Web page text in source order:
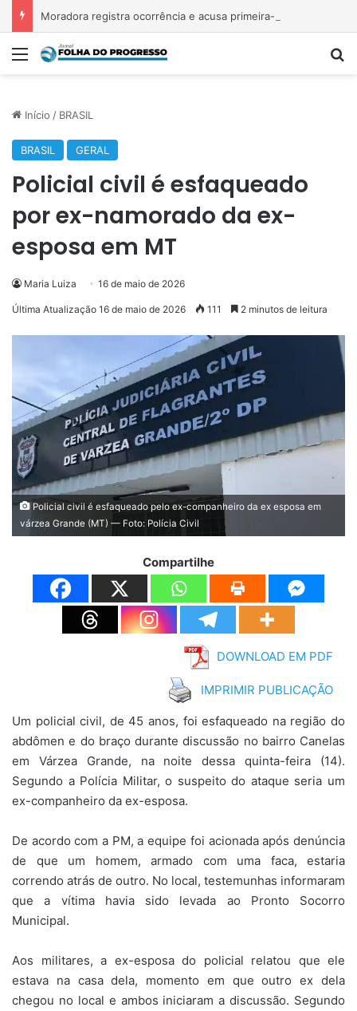
Menu
Início / BRASIL
BRASIL GERAL
Policial civil é esfaqueado
por ex-namorado da ex-
esposa em MT
Maria Luiza 16 de maio de 2026
Última Atualização 16 de maio de 2026 111 2 minutos de leitura
Policial civil é esfaqueado pelo ex-companheiro da ex esposa em
várzea Grande (MT) — Foto: Polícia Civil
Compartilhe
DOWNLOAD EM PDF
IMPRIMIR PUBLICAÇÃO
Um policial civil, de 45 anos, foi esfaqueado na região do
abdômen e do braço durante discussão no bairro Canelas
em Várzea Grande, na noite dessa quinta-feira (14).
Segundo a Polícia Militar, o suspeito do ataque seria um
ex-companheiro da ex-esposa.
De acordo com a PM, a equipe foi acionada após denúncia
de que um homem, armado com uma faca, estaria
correndo atrás de outro. No local, testemunhas informaram
que a vítima havia sido levada ao Pronto Socorro
Municipal.
Aos militares, a ex-esposa do policial relatou que ele
estava na casa dela, momento em que outro ex dela
chegou no local e ambos iniciaram a discussão. Segundo